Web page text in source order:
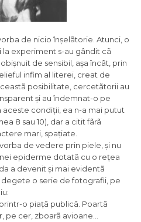
de nicio înșelãtorie. Atunci, o
experiment s-au gândit cã
de sensibil, așa încât, prin
infim al literei, creat de
posibilitate, cercetãtorii au
și au îndemnat-o pe
aceste condiții, ea n-a mai putut
8 sau 10), dar a citit fãrã
mari, spațiate.
de vedere prin piele, și nu
epiderme dotatã cu o rețea
a devenit și mai evidentã
degete o serie de fotografii, pe
o piațã publicã. Poartã
pe cer, zboarã avioane…